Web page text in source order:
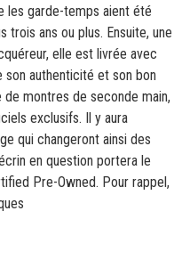
les garde-temps aient été
trois ans ou plus. Ensuite, une
elle est livrée avec
authenticité et son bon
montres de seconde main,
exclusifs. Il y aura
qui changeront ainsi des
en question portera le
Pre-Owned. Pour rappel,